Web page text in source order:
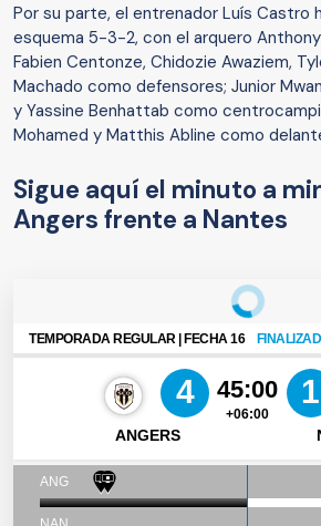
Por su parte, el entrenador Luís Castro
esquema 5-3-2, con el arquero Anthony
Fabien Centonze, Chidozie Awaziem,
Machado como defensores; Junior
y Yassine Benhattab como
Mohamed y Matthis Abline como
Sigue aquí el minuto a
Angers frente a Nantes